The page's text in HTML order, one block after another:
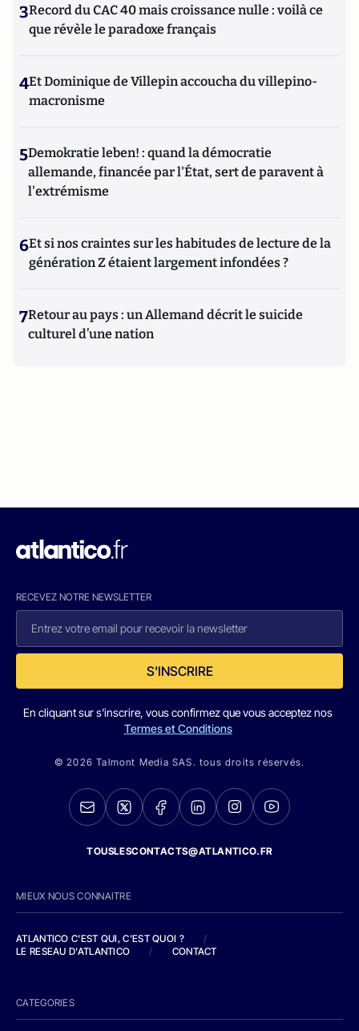
3Record du CAC 40 mais croissance nulle : voilà ce
que révèle le paradoxe français
4Et Dominique de Villepin accoucha du villepino-
macronisme
5Demokratie leben! : quand la démocratie
allemande, financée par l'État, sert de paravent à
l'extrémisme
6Et si nos craintes sur les habitudes de lecture de la
génération Z étaient largement infondées ?
7Retour au pays : un Allemand décrit le suicide
culturel d’une nation
RECEVEZ NOTRE NEWSLETTER
S'INSCRIRE
En cliquant sur s'inscrire, vous confirmez que vous acceptez nos
Termes et Conditions
© 2026 Talmont Media SAS. tous droits réservés.
TOUSLESCONTACTS@ATLANTICO.FR
MIEUX NOUS CONNAITRE
ATLANTICO C'EST QUI, C'EST QUOI ?
/
LE RESEAU D'ATLANTICO
/ CONTACT
CATEGORIES